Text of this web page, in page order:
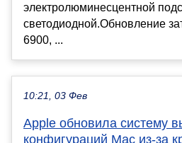
электролюминесцентной
светодиодной.Обновление
6900, ...
10:21, 03 Фев
Apple обновила систему
конфигураций Mac из-за